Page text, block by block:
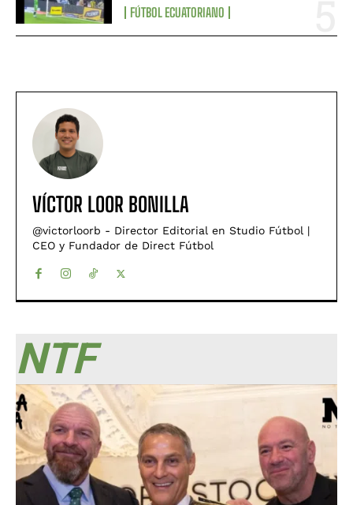
FÚTBOL ECUATORIANO
VÍCTOR LOOR BONILLA
@victorloorb - Director Editorial en Studio Fútbol |
CEO y Fundador de Direct Fútbol
NTF